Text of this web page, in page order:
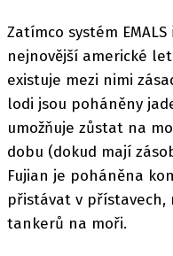
Zatímco systém
nejnovější americké
existuje mezi nimi
lodi jsou poháněny
umožňuje zůstat na
dobu (dokud mají
Fujian je poháněna
přistávat v
tankerů na moři.